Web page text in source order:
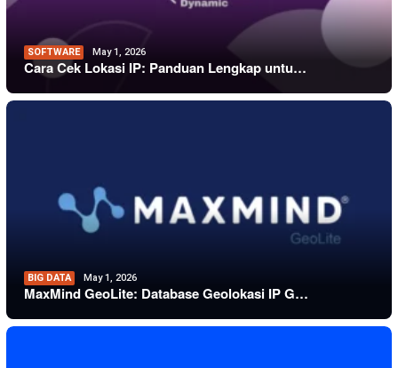
SOFTWARE May 1, 2026
Cara Cek Lokasi IP: Panduan Lengkap untu…
BIG DATA May 1, 2026
MaxMind GeoLite: Database Geolokasi IP G…